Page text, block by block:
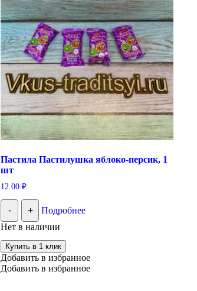
Пастила Пастилушка яблоко-персик, 1
шт
12.00₽
- +
Подробнее
Нет в наличии
Купить в 1 клик
Добавить в избранное
Добавить в избранное